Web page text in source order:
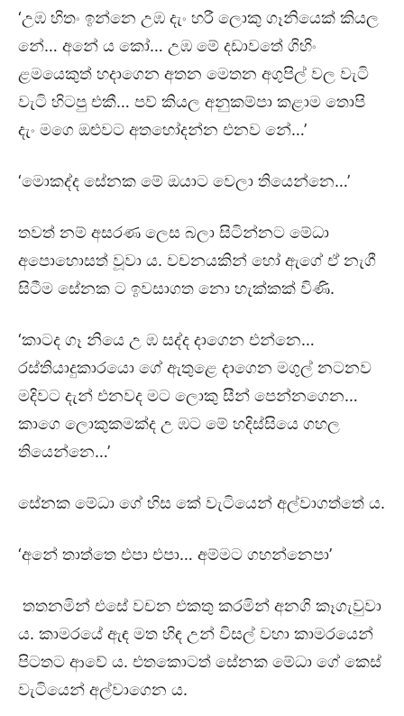
‘උඹ හිතං ඉන්නෙ උඹ දැං හරී ලොකු ගෑනියෙක් කියල
නේ… අනේ ය කෝ… උඹ මේ දඩාවතේ ගිහිං
ළමයෙකුත් හදාගෙන අතන මෙතන අගුපිල් වල වැටි
වැටි හිටපු එකී… පව් කියල අනුකම්පා කළාම තොපි
දැං මගෙ ඔළුවට අතහෝදන්න එනව නේ…’
‘මොකද්ද සේනක මේ ඔයාට වෙලා තියෙන්නෙ…’
තවත් නම් අසරණ ලෙස බලා සිටින්නට මේධා
අපොහොසත් වූවා ය. වචනයකින් හෝ ඇගේ ඒ නැගී
සිටීම සේනක ට ඉවසාගත නො හැක්කක් විණි.
‘කාටද ගෑ නියෙ උ ඹ සද්ද දාගෙන එන්නෙ…
රස්තියාදුකාරයො ගේ ඇතුළෙ දාගෙන මගුල් නටනව
මදිවට දැන් එනවද මට ලොකු සීන් පෙන්නගෙන…
කාගෙ ලොකුකමක්ද උ ඹට මේ හදිස්සියෙ ගහල
තියෙන්නෙ…’
සේනක මේධා ගේ හිස කේ වැටියෙන් අල්වාගත්තේ ය.
‘අනේ තාත්තෙ එපා එපා… අම්මට ගහන්නෙපා’
තතනමින් එසේ වචන එකතු කරමින් අනගි කෑගැවුවා
ය. කාමරයේ ඇඳ මත හිඳ උන් විසල් වහා කාමරයෙන්
පිටතට ආවේ ය. එතකොටත් සේනක මේධා ගේ කෙස්
වැටියෙන් අල්වාගෙන ය.